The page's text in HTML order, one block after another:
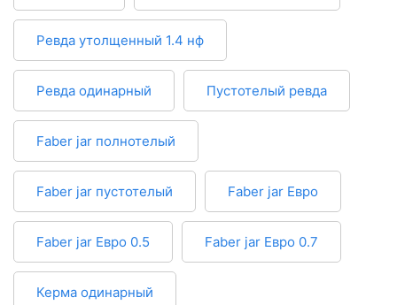
Ревда утолщенный 1.4 нф
Ревда одинарный Пустотелый ревда
Faber jar полнотелый
Faber jar пустотелый Faber jar Евро
Faber jar Евро 0.5 Faber jar Евро 0.7
Керма одинарный